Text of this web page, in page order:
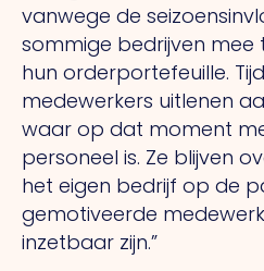
vanwege de
sommige bedrijven mee
hun orderportefeuille.
medewerkers uitlenen
waar op dat moment
personeel is. Ze blijven
het eigen bedrijf op de
gemotiveerde
inzetbaar zijn.”